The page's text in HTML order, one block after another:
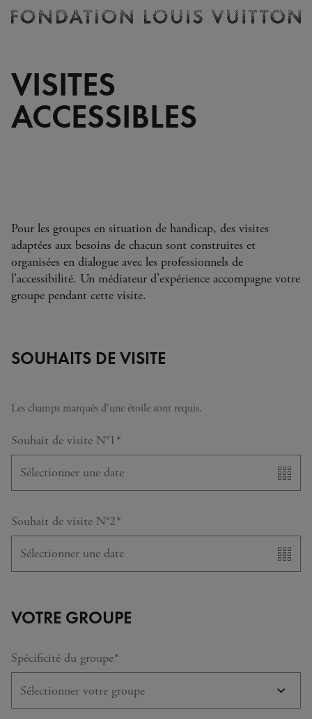
-
Accueil
VISITES
ACCESSIBLES
Pour les groupes en situation de handicap, des visites
adaptées aux besoins de chacun sont construites et
organisées en dialogue avec les professionnels de
l’accessibilité. Un médiateur d’expérience accompagne votre
groupe pendant cette visite.
SOUHAITS DE VISITE
Les champs marqués d'une étoile sont requis.
Souhait de visite N°1*
Sélectionner une date
Souhait de visite N°2*
Sélectionner une date
VOTRE GROUPE
Spécificité du groupe*
Billetterie